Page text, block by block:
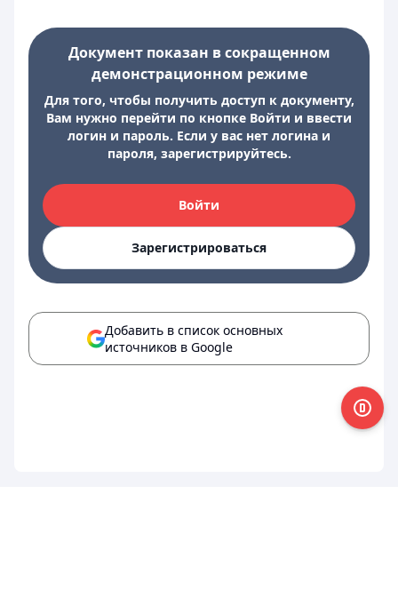
Документ показан в сокращенном
демонстрационном режиме
Для того, чтобы получить доступ к документу,
Вам нужно перейти по кнопке Войти и ввести
логин и пароль. Если у вас нет логина и
пароля, зарегистрируйтесь.
Войти
Зарегистрироваться
Добавить в список основных
источников в Google